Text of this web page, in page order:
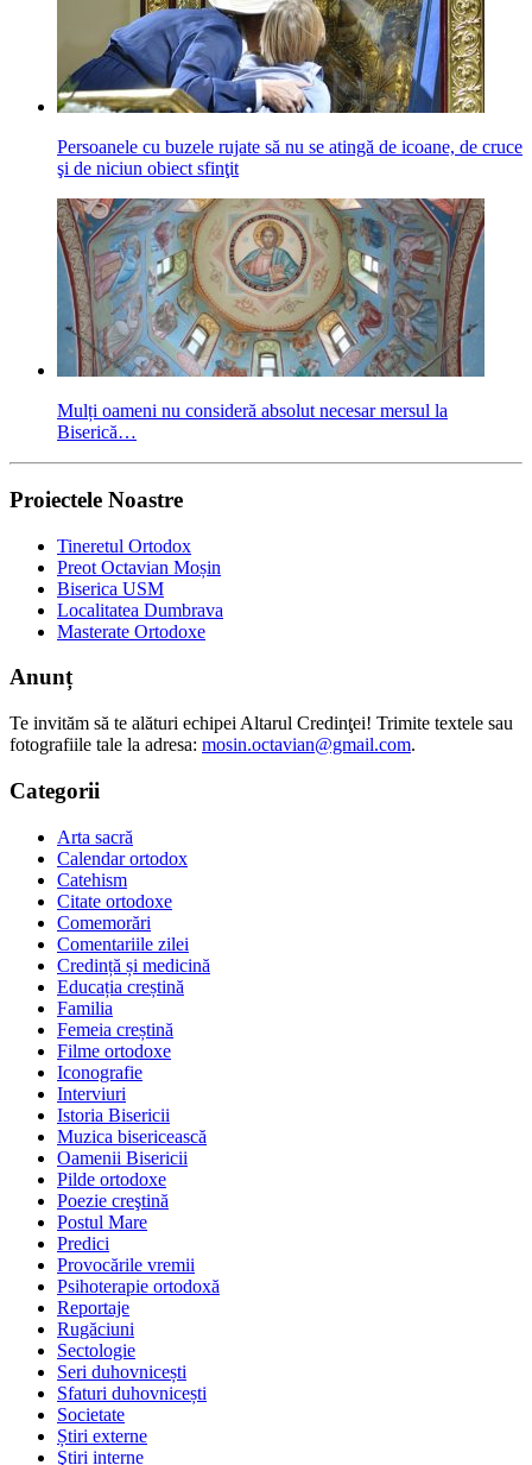
Persoanele cu buzele rujate să nu se atingă de icoane, de cruce
şi de niciun obiect sfinţit
Mulți oameni nu consideră absolut necesar mersul la
Biserică…
Proiectele Noastre
Tineretul Ortodox
Preot Octavian Moșin
Biserica USM
Localitatea Dumbrava
Masterate Ortodoxe
Anunț
Te invităm să te alături echipei Altarul Credinţei! Trimite textele sau
fotografiile tale la adresa: mosin.octavian@gmail.com.
Categorii
Arta sacră
Calendar ortodox
Catehism
Citate ortodoxe
Comemorări
Comentariile zilei
Credință și medicină
Educația creștină
Familia
Femeia creștină
Filme ortodoxe
Iconografie
Interviuri
Istoria Bisericii
Muzica bisericească
Oamenii Bisericii
Pilde ortodoxe
Poezie creştină
Postul Mare
Predici
Provocările vremii
Psihoterapie ortodoxă
Reportaje
Rugăciuni
Sectologie
Seri duhovnicești
Sfaturi duhovnicești
Societate
Știri externe
Ştiri interne